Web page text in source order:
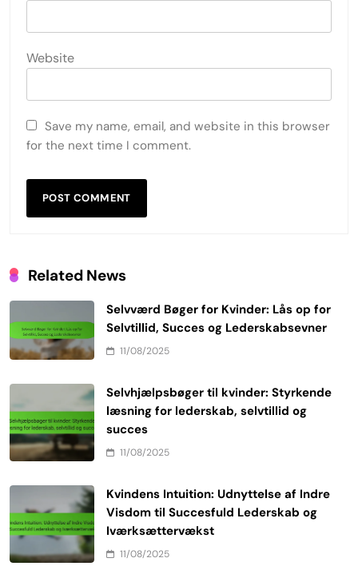
Website
Save my name, email, and website in this browser
for the next time I comment.
Related News
Selvværd Bøger for Kvinder: Lås op for
Selvtillid, Succes og Lederskabsevner
11/08/2025
Selvhjælpsbøger til kvinder: Styrkende
læsning for lederskab, selvtillid og
succes
11/08/2025
Kvindens Intuition: Udnyttelse af Indre
Visdom til Succesfuld Lederskab og
Iværksættervækst
11/08/2025